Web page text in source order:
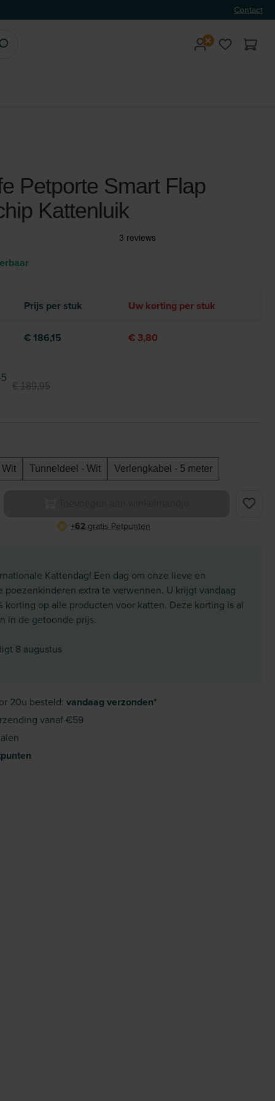
Contact
Petporte Smart Flap
Kattenluik
Prijs per stuk Uw korting per stuk
€ 186,15 € 3,80
€ 189,95
Wit Tunneldeel - Wit Verlengkabel - 5 meter
Voer de gewenste hoeveelheid in of gebruik de
P +62 gratis Petpunten
Kattendag! Een dag om onze lieve en
poezenkinderen extra te verwennen. U krijgt vandaag
korting op alle producten voor katten. Deze korting is al
in de getoonde prijs.
8 augustus
20u besteld: vandaag verzonden*
vanaf €59